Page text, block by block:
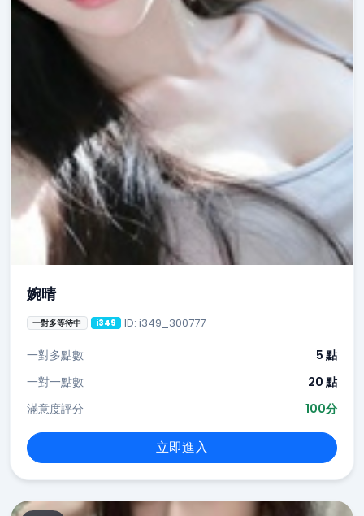
婉晴
一對多等待中 i349 ID: i349_300777
一對多點數
5 點
一對一點數
20 點
滿意度評分
100分
立即進入